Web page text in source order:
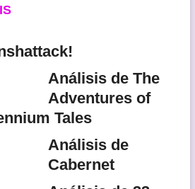
Análisis de The
Adventures of
Tales
Análisis de
Cabernet